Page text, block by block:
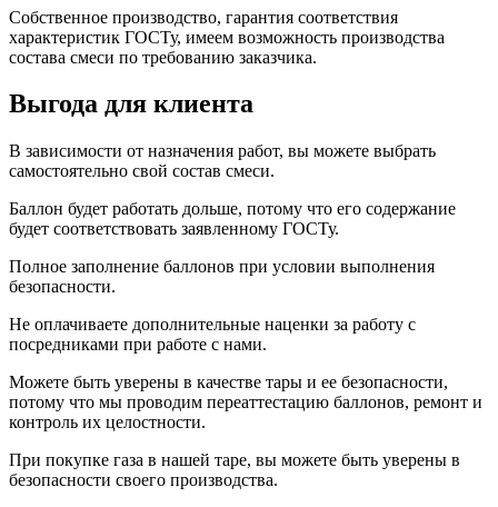
Собственное производство, гарантия соответствия
характеристик ГОСТу, имеем возможность производства
состава смеси по требованию заказчика.
Выгода для клиента
В зависимости от назначения работ, вы можете выбрать
самостоятельно свой состав смеси.
Баллон будет работать дольше, потому что его содержание
будет соответствовать заявленному ГОСТу.
Полное заполнение баллонов при условии выполнения
безопасности.
Не оплачиваете дополнительные наценки за работу с
посредниками при работе с нами.
Можете быть уверены в качестве тары и ее безопасности,
потому что мы проводим переаттестацию баллонов, ремонт и
контроль их целостности.
При покупке газа в нашей таре, вы можете быть уверены в
безопасности своего производства.